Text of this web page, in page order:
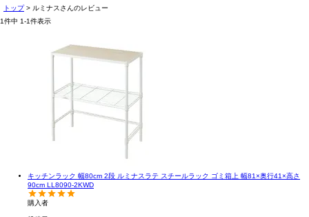
トップ
ルミナスさんのレビュー
1件中 1-1件表示
キッチンラック 幅80cm 2段 ルミナスラテ スチールラック ゴミ箱上 幅81×奥行41×高さ
90cm LL8090-2KWD
購入者